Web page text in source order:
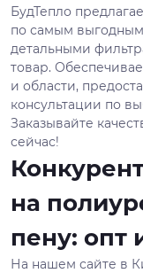
БудТепло
по самым
детальными
товар.
и области,
консультации по
Заказывайте
сейчас!
на
пену: опт
На нашем сайте в